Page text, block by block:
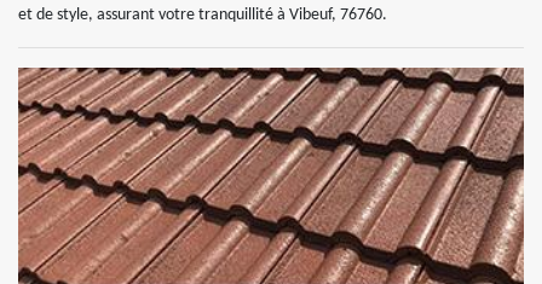
et de style, assurant votre tranquillité à Vibeuf, 76760.